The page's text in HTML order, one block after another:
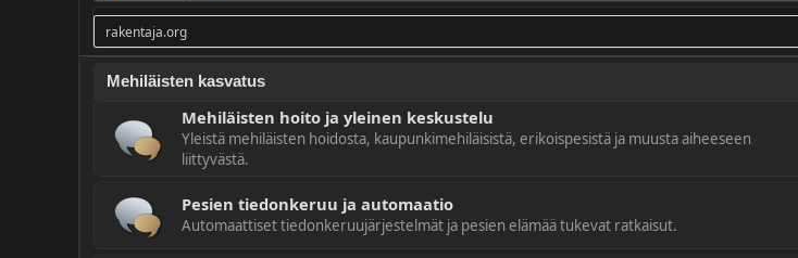
rakentaja.org
Mehiläisten kasvatus
Mehiläisten hoito ja yleinen keskustelu
Yleistä mehiläisten hoidosta, kaupunkimehiläisistä, erikoispesistä ja muusta aiheeseen
liittyvästä.
Pesien tiedonkeruu ja automaatio
Automaattiset tiedonkeruujärjestelmät ja pesien elämää tukevat ratkaisut.